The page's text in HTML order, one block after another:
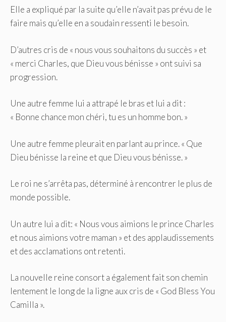
Elle a expliqué par la suite qu’elle n’avait pas prévu de le
faire mais qu’elle en a soudain ressenti le besoin.
D’autres cris de « nous vous souhaitons du succès » et
« merci Charles, que Dieu vous bénisse » ont suivi sa
progression.
Une autre femme lui a attrapé le bras et lui a dit :
« Bonne chance mon chéri, tu es un homme bon. »
Une autre femme pleurait en parlant au prince. « Que
Dieu bénisse la reine et que Dieu vous bénisse. »
Le roi ne s’arrêta pas, déterminé à rencontrer le plus de
monde possible.
Un autre lui a dit: « Nous vous aimions le prince Charles
et nous aimions votre maman » et des applaudissements
et des acclamations ont retenti.
La nouvelle reine consort a également fait son chemin
lentement le long de la ligne aux cris de « God Bless You
Camilla ».